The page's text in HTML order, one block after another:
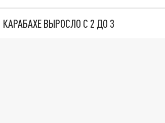
ВЫРОСЛО С 2 ДО 3